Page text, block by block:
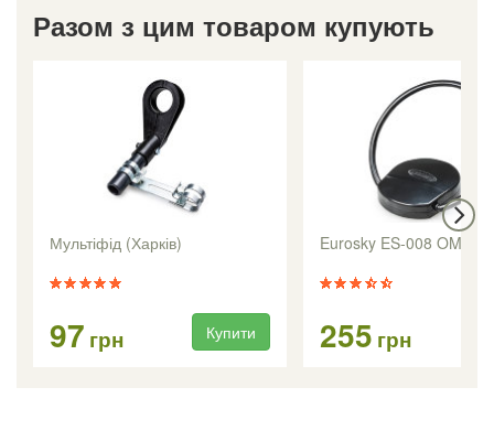
Разом з цим товаром купують
Мультіфід (Харків)
97 грн Купити
Eurosky ES-008 OMEGA
255 грн